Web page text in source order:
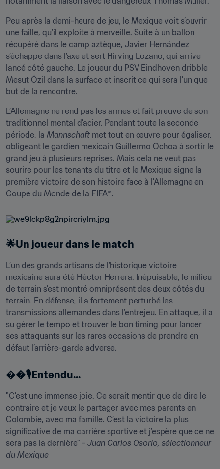
Peu après la demi-heure de jeu, le Mexique voit s’ouvrir
une faille, qu’il exploite à merveille. Suite à un ballon
récupéré dans le camp aztèque, Javier Hernández
s’échappe dans l’axe et sert Hirving Lozano, qui arrive
lancé côté gauche. Le joueur du PSV Eindhoven dribble
Mesut Özil dans la surface et inscrit ce qui sera l’unique
but de la rencontre.
L’Allemagne ne rend pas les armes et fait preuve de son
traditionnel mental d’acier. Pendant toute la seconde
période, la Mannschaft met tout en œuvre pour égaliser,
obligeant le gardien mexicain Guillermo Ochoa à sortir le
grand jeu à plusieurs reprises. Mais cela ne veut pas
sourire pour les tenants du titre et le Mexique signe la
première victoire de son histoire face à l’Allemagne en
Coupe du Monde de la FIFA™.
🌟Un joueur dans le match
L’un des grands artisans de l’historique victoire
mexicaine aura été Héctor Herrera. Inépuisable, le milieu
de terrain s’est montré omniprésent des deux côtés du
terrain. En défense, il a fortement perturbé les
transmissions allemandes dans l’entrejeu. En attaque, il a
su gérer le tempo et trouver le bon timing pour lancer
ses attaquants sur les rares occasions de prendre en
défaut l’arrière-garde adverse.
��️🎙️Entendu...
"C’est une immense joie. Ce serait mentir que de dire le
contraire et je veux le partager avec mes parents en
Colombie, avec ma famille. C’est la victoire la plus
significative de ma carrière sportive et j’espère que ce ne
sera pas la dernière" - Juan Carlos Osorio, sélectionneur
du Mexique